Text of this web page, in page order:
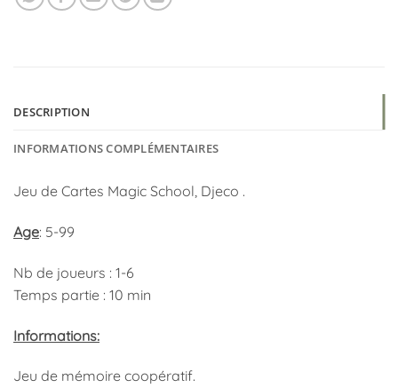
DESCRIPTION
INFORMATIONS COMPLÉMENTAIRES
Jeu de Cartes Magic School, Djeco .
Age: 5-99
Nb de joueurs : 1-6
Temps partie : 10 min
Informations:
Jeu de mémoire coopératif.